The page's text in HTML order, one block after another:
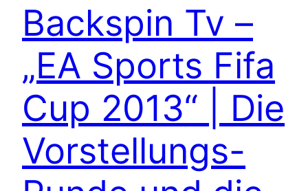
Backspin Tv –
„EA Sports Fifa
Cup 2013“ | Die
Vorstellungs-